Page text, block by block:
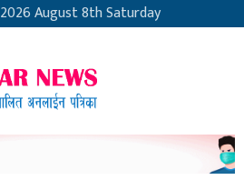
2026 August 8th Saturday